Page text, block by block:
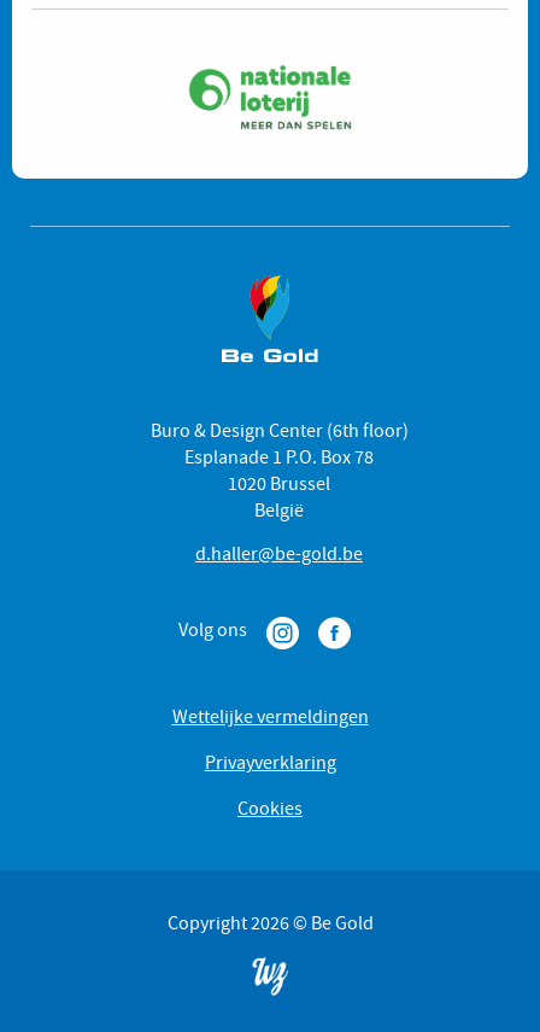
Buro & Design Center (6th floor)
Esplanade 1 P.O. Box 78
1020 Brussel
België
d.haller@be-gold.be
Volg ons
Wettelijke vermeldingen
Privayverklaring
Cookies
Copyright 2026 © Be Gold